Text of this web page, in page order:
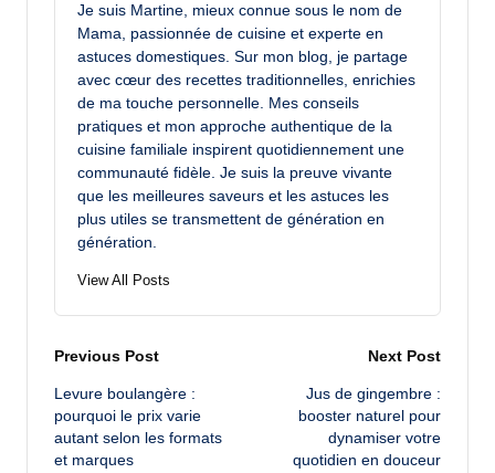
Je suis Martine, mieux connue sous le nom de
Mama, passionnée de cuisine et experte en
astuces domestiques. Sur mon blog, je partage
avec cœur des recettes traditionnelles, enrichies
de ma touche personnelle. Mes conseils
pratiques et mon approche authentique de la
cuisine familiale inspirent quotidiennement une
communauté fidèle. Je suis la preuve vivante
que les meilleures saveurs et les astuces les
plus utiles se transmettent de génération en
génération.
View All Posts
Post
navigation
Previous Post
Levure boulangère :
pourquoi le prix varie
autant selon les formats
et marques
Next Post
Jus de gingembre :
booster naturel pour
dynamiser votre
quotidien en douceur